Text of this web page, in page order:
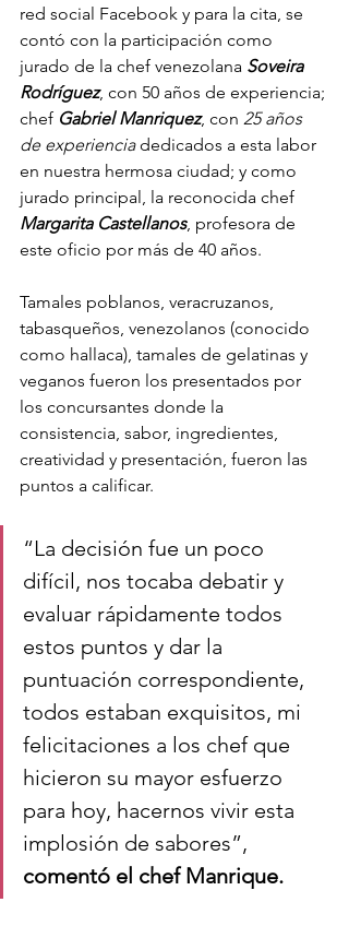
red social Facebook y para la cita, se
contó con la participación como
jurado de la chef venezolana Soveira
Rodríguez, con 50 años de experiencia;
chef Gabriel Manriquez, con 25 años
de experiencia dedicados a esta labor
en nuestra hermosa ciudad; y como
jurado principal, la reconocida chef
Margarita Castellanos, profesora de
este oficio por más de 40 años.
Tamales poblanos, veracruzanos,
tabasqueños, venezolanos (conocido
como hallaca), tamales de gelatinas y
veganos fueron los presentados por
los concursantes donde la
consistencia, sabor, ingredientes,
creatividad y presentación, fueron las
puntos a calificar.
“La decisión fue un poco
difícil, nos tocaba debatir y
evaluar rápidamente todos
estos puntos y dar la
puntuación correspondiente,
todos estaban exquisitos, mi
felicitaciones a los chef que
hicieron su mayor esfuerzo
para hoy, hacernos vivir esta
implosión de sabores”,
comentó el chef Manrique.